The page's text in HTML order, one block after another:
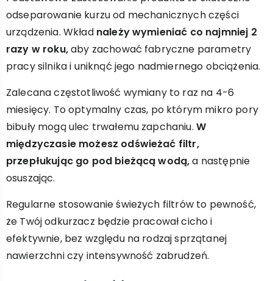
odseparowanie kurzu od mechanicznych części
urządzenia. Wkład należy wymieniać co najmniej 2
razy w roku,aby zachować fabryczne parametry
pracy silnika i uniknąć jego nadmiernego obciążenia.
Zalecana częstotliwość wymiany to raz na 4-6
miesięcy. To optymalny czas, po którym mikro pory
bibuły mogą ulec trwałemu zapchaniu. W
międzyczasie możesz odświeżać filtr,
przepłukując go pod bieżącą wodą,a następnie
osuszając.
Regularne stosowanie świeżych filtrów to pewność,
że Twój odkurzacz będzie pracował cicho i
efektywnie, bez względu na rodzaj sprzątanej
nawierzchni czy intensywność zabrudzeń.